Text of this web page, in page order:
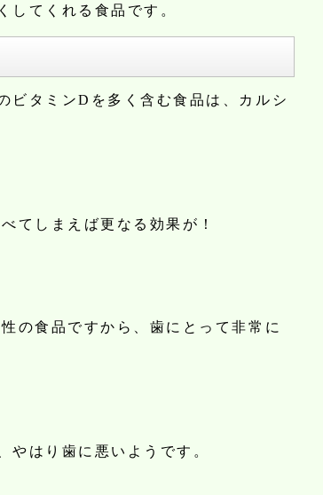
してくれる食品です。
ビタミンDを多く含む食品は、カルシ
てしまえば更なる効果が！
の食品ですから、歯にとって非常に
やはり歯に悪いようです。